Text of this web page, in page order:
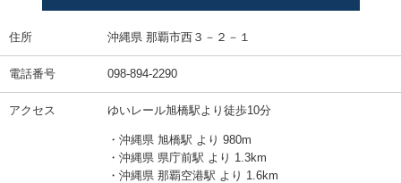
住所 沖縄県 那覇市西３－２－１
電話番号 098-894-2290
アクセス ゆいレール旭橋駅より徒歩10分
・沖縄県 旭橋駅 より 980m
・沖縄県 県庁前駅 より 1.3km
・沖縄県 那覇空港駅 より 1.6km